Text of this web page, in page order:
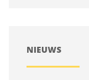
NIEUWS